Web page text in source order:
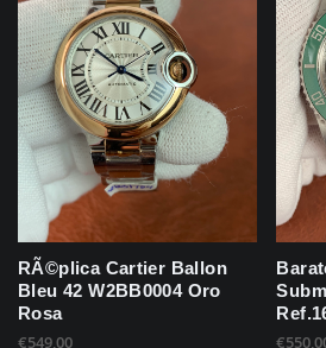
RÃ©plica Cartier Ballon
Bleu 42 W2BB0004 Oro
Rosa
€549,00 €